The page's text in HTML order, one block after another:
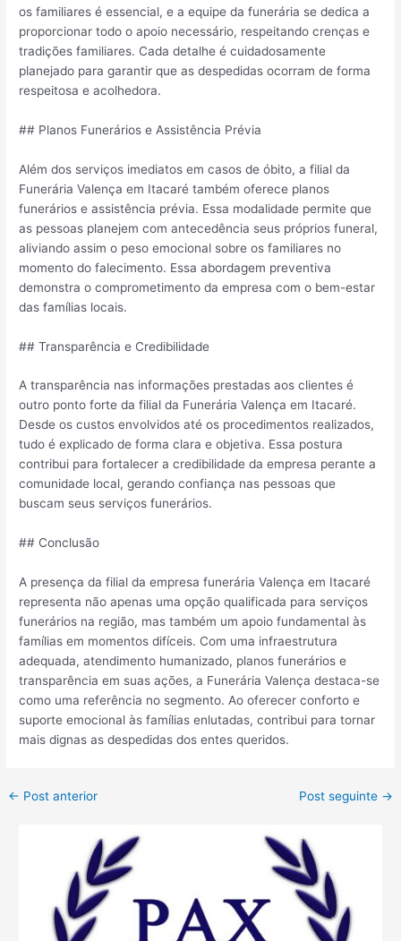
os familiares é essencial, e a equipe da funerária se dedica a
proporcionar todo o apoio necessário, respeitando crenças e
tradições familiares. Cada detalhe é cuidadosamente
planejado para garantir que as despedidas ocorram de forma
respeitosa e acolhedora.
## Planos Funerários e Assistência Prévia
Além dos serviços imediatos em casos de óbito, a filial da
Funerária Valença em Itacaré também oferece planos
funerários e assistência prévia. Essa modalidade permite que
as pessoas planejem com antecedência seus próprios funeral,
aliviando assim o peso emocional sobre os familiares no
momento do falecimento. Essa abordagem preventiva
demonstra o comprometimento da empresa com o bem-estar
das famílias locais.
## Transparência e Credibilidade
A transparência nas informações prestadas aos clientes é
outro ponto forte da filial da Funerária Valença em Itacaré.
Desde os custos envolvidos até os procedimentos realizados,
tudo é explicado de forma clara e objetiva. Essa postura
contribui para fortalecer a credibilidade da empresa perante a
comunidade local, gerando confiança nas pessoas que
buscam seus serviços funerários.
## Conclusão
A presença da filial da empresa funerária Valença em Itacaré
representa não apenas uma opção qualificada para serviços
funerários na região, mas também um apoio fundamental às
famílias em momentos difíceis. Com uma infraestrutura
adequada, atendimento humanizado, planos funerários e
transparência em suas ações, a Funerária Valença destaca-se
como uma referência no segmento. Ao oferecer conforto e
suporte emocional às famílias enlutadas, contribui para tornar
mais dignas as despedidas dos entes queridos.
← Post anterior Post seguinte →